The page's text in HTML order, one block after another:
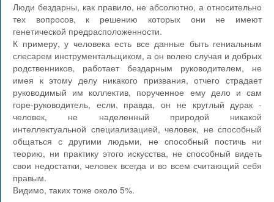
Люди бездарны, как правило, не абсолютно, а относительно
тех вопросов, к решению которых они не имеют
генетической предрасположенности.
К примеру, у человека есть все данные быть гениальным
слесарем инструментальщиком, а он волею случая и добрых
родственников, работает бездарным руководителем, не
имея к этому делу никакого призвания, отчего страдает
руководимый им коллектив, порученное ему дело и сам
горе-руководитель, если, правда, он не круглый дурак -
человек, не наделенный природой никакой
интеллектуальной специализацией, человек, не способный
общаться с другими людьми, не способный постичь ни
теорию, ни практику этого искусства, не способный видеть
свои недостатки, человек всегда и во всем считающий себя
правым.
Видимо, таких тоже около 5%.